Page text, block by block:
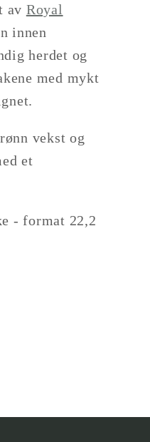
av Royal
innen
herdet og
med mykt
vekst og
et
- format 22,2